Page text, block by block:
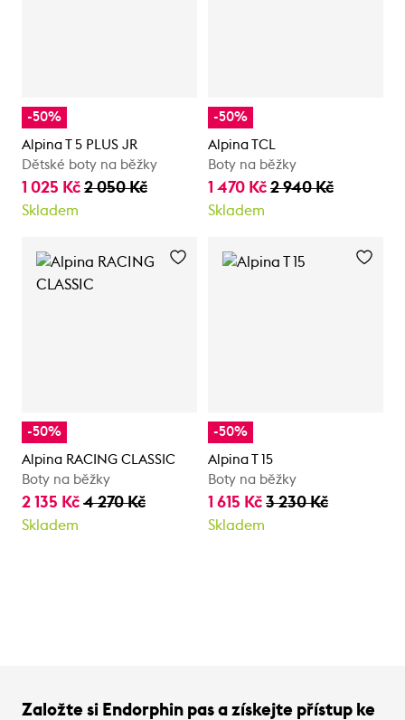
-50%
Alpina T 5 PLUS JR
Dětské boty na běžky
1 025 Kč 2 050 Kč
Skladem
-50%
Alpina TCL
Boty na běžky
1 470 Kč 2 940 Kč
Skladem
-50%
Alpina RACING CLASSIC
Boty na běžky
2 135 Kč 4 270 Kč
Skladem
-50%
Alpina T 15
Boty na běžky
1 615 Kč 3 230 Kč
Skladem
Založte si Endorphin pas a získejte přístup ke